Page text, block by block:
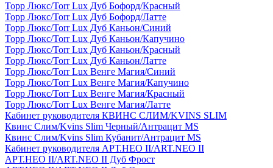
Торр Люкс/Torr Lux Дуб Бофорд/Красный
Торр Люкс/Torr Lux Дуб Бофорд/Латте
Торр Люкс/Torr Lux Дуб Каньон/Синий
Торр Люкс/Torr Lux Дуб Каньон/Капучино
Торр Люкс/Torr Lux Дуб Каньон/Красный
Торр Люкс/Torr Lux Дуб Каньон/Латте
Торр Люкс/Torr Lux Венге Магия/Синий
Торр Люкс/Torr Lux Венге Магия/Капучино
Торр Люкс/Torr Lux Венге Магия/Красный
Торр Люкс/Torr Lux Венге Магия/Латте
Кабинет руководителя КВИНС СЛИМ/KVINS SLIM
Квинс Слим/Kvins Slim Черный/Антрацит MS
Квинс Слим/Kvins Slim Кубанит/Антрацит MS
Кабинет руководителя АРТ.НЕО II/ART.NEO II
АРТ.НЕО II/ART.NEO II Дуб Фрост